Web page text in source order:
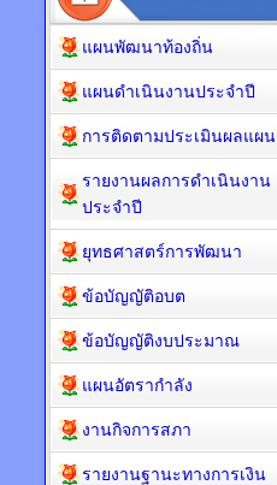
แผนพัฒนาท้องถิ่น
แผนดำเนินงานประจำปี
การติดตามประเมินผลแผน
รายงานผลการดำเนินงาน
ประจำปี
ยุทธศาสตร์การพัฒนา
ข้อบัญญัติอบต
ข้อบัญญัติงบประมาณ
แผนอัตรากำลัง
งานกิจการสภา
รายงานฐานะทางการเงิน